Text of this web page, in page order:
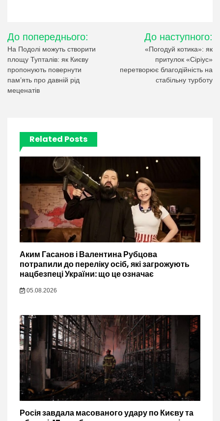
Навігація
записів
До попереднього:
На Подолі можуть створити
площу Тупталів: як Києву
пропонують повернути
пам’ять про давній рід
меценатів
До наступного:
«Погодуй котика»: як
притулок «Сіріус»
перетворює благодійність на
стабільну турботу
Related Posts
Аким Гасанов і Валентина Рубцова
потрапили до переліку осіб, які загрожують
нацбезпеці України: що це означає
05.08.2026
Росія завдала масованого удару по Києву та